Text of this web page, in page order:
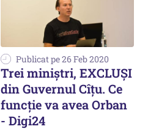
Publicat pe 26 Feb 2020
Trei miniștri, EXCLUȘI
din Guvernul Cîțu. Ce
funcție va avea Orban
- Digi24